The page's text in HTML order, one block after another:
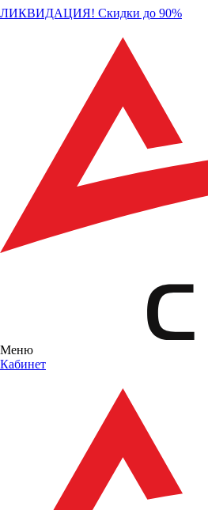
ЛИКВИДАЦИЯ! Скидки до 90%
Меню
Кабинет